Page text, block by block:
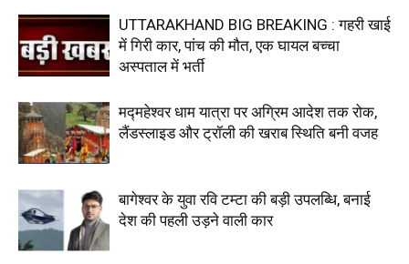
UTTARAKHAND BIG BREAKING : गहरी खाई
में गिरी कार, पांच की मौत, एक घायल बच्चा
अस्पताल में भर्ती
मद्महेश्वर धाम यात्रा पर अग्रिम आदेश तक रोक,
लैंडस्लाइड और ट्रॉली की खराब स्थिति बनी वजह
बागेश्वर के युवा रवि टम्टा की बड़ी उपलब्धि, बनाई
देश की पहली उड़ने वाली कार